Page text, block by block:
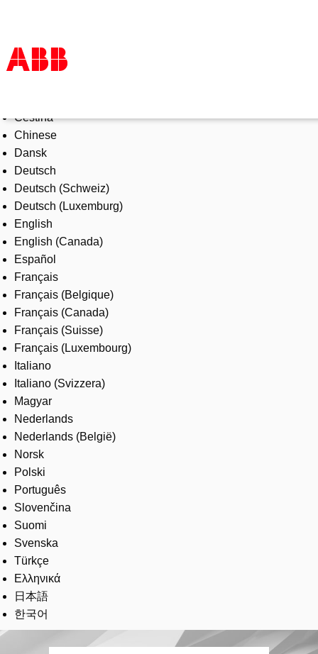
Products & Solutions
Industries
Services
About us
Where to buy
Contact us
Careers
Čeština
Chinese
Dansk
Deutsch
Deutsch (Schweiz)
Deutsch (Luxemburg)
English
English (Canada)
Español
Français
Français (Belgique)
Français (Canada)
Français (Suisse)
Français (Luxembourg)
Italiano
Italiano (Svizzera)
Magyar
Nederlands
Nederlands (België)
Norsk
Polski
Português
Slovenčina
Suomi
Svenska
Türkçe
Ελληνικά
日本語
한국어